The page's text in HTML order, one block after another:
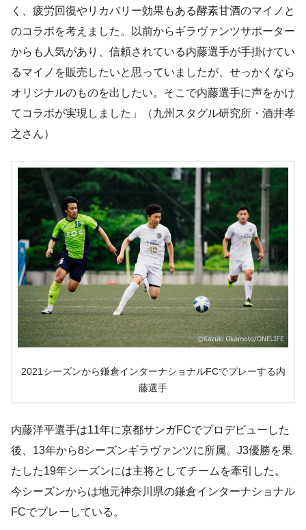
く、疲労回復やリカバリー効果もある酵素甘酒のマイノと
のコラボを考えました。以前からギラヴァンツサポーター
からも人気があり、信頼されている内藤選手が手掛けてい
るマイノを販売したいと思っていましたが、せっかくなら
オリジナルのものを出したい。そこで内藤選手に声をかけ
てコラボが実現しました」（九州スタグル研究所・酒井孝
之さん）
2021シーズンから鎌倉インターナショナルFCでプレーする内
藤選手
内藤洋平選手は11年に京都サンガFCでプロデビューした
後、13年から8シーズンギラヴァンツに所属。J3優勝を果
たした19年シーズンには主将としてチームを牽引した。
今シーズンからは地元神奈川県の鎌倉インターナショナル
FCでプレーしている。